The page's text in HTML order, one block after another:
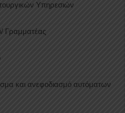
Υπηρεσιών
Γραμματέας
και ανεφοδιασμό αυτόματων